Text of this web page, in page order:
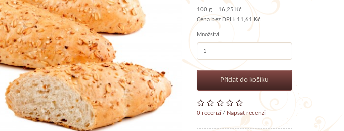
100 g = 16,25 Kč
Cena bez DPH: 11,61 Kč
Množství
Přidat do košíku
0 recenzí/ Napsat recenzi